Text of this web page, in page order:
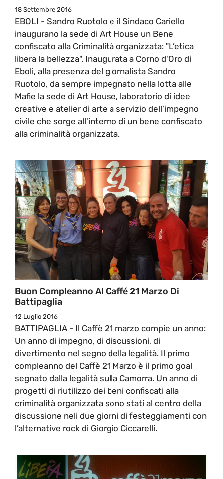
18 Settembre 2016
EBOLI - Sandro Ruotolo e il Sindaco Cariello
inaugurano la sede di Art House un Bene
confiscato alla Criminalità organizzata: "L’etica
libera la bellezza". Inaugurata a Corno d'Oro di
Eboli, alla presenza del giornalista Sandro
Ruotolo, da sempre impegnato nella lotta alle
Mafie la sede di Art House, laboratorio di idee
creative e atelier di arte a servizio dell’impegno
civile che sorge all'interno di un bene confiscato
alla criminalità organizzata.
Buon Compleanno Al Caffé 21 Marzo Di
Battipaglia
12 Luglio 2016
BATTIPAGLIA - Il Caffè 21 marzo compie un anno:
Un anno di impegno, di discussioni, di
divertimento nel segno della legalità. Il primo
compleanno del Caffè 21 Marzo è il primo goal
segnato dalla legalità sulla Camorra. Un anno di
progetti di riutilizzo dei beni confiscati alla
criminalità organizzata sono stati al centro della
discussione neli due giorni di festeggiamenti con
l’alternative rock di Giorgio Ciccarelli.